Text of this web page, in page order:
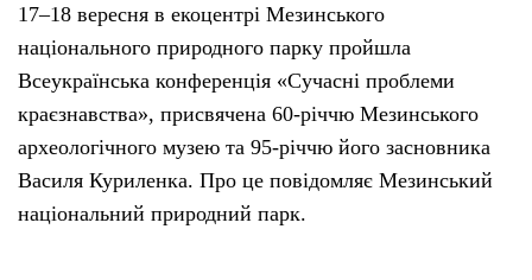
17–18 вересня в екоцентрі Мезинського
національного природного парку пройшла
Всеукраїнська конференція «Сучасні проблеми
краєзнавства», присвячена 60-річчю Мезинського
археологічного музею та 95-річчю його засновника
Василя Куриленка. Про це повідомляє Мезинський
національний природний парк.